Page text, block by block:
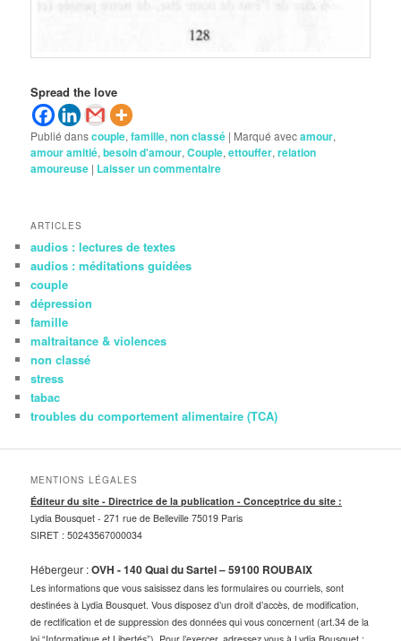
Spread the love
Publié danscouple,famille,non classé | Marqué avecamour,
amour amitié,besoin d'amour,Couple,ettouffer,relation
amoureuse | Laisser un commentaire
ARTICLES
audios : lectures de textes
audios : méditations guidées
couple
dépression
famille
maltraitance & violences
non classé
stress
tabac
troubles du comportement alimentaire (TCA)
MENTIONS LÉGALES
Éditeur du site - Directrice de la publication - Conceptrice du site :
Lydia Bousquet -271 rue de Belleville 75019 Paris
SIRET : 50243567000034
Hébergeur :OVH - 140 Quai du Sartel – 59100 ROUBAIX
Les informations que vous saisissez dans les formulaires ou courriels, sont
destinées à Lydia Bousquet. Vous disposez d’un droit d’accès, de modification,
de rectification et de suppression des données qui vous concernent (art.34 de la